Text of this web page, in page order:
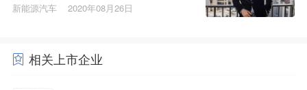
新能源汽车 2020年08月26日
相关上市企业